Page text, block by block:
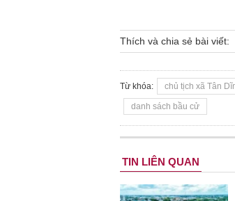
Thích và chia sẻ bài viết:
Từ khóa: chủ tịch xã Tân
danh sách bầu cử
TIN LIÊN QUAN